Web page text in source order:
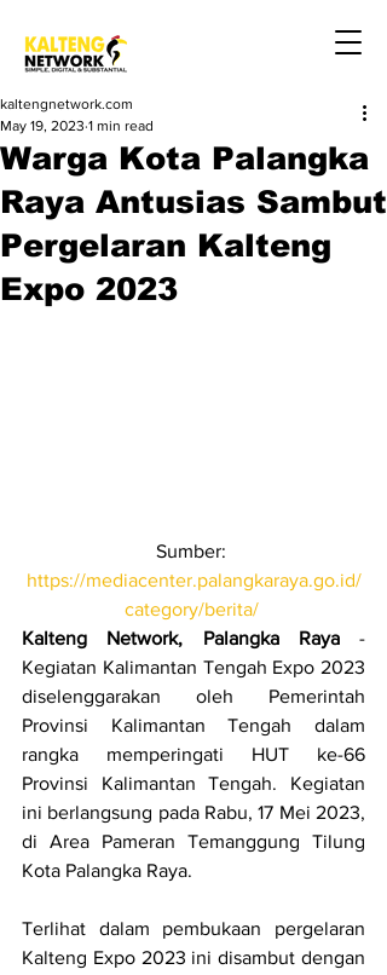
Warga Kota Palangka
Raya Antusias Sambut
Pergelaran Kalteng
Expo 2023
kaltengnetwork.com
May 19, 2023 1 min read
Sumber:
https://mediacenter.palangkaraya.go.id/
category/berita/
Kalteng Network, Palangka Raya -
Kegiatan Kalimantan Tengah Expo 2023
diselenggarakan oleh Pemerintah
Provinsi Kalimantan Tengah dalam
rangka memperingati HUT ke-66
Provinsi Kalimantan Tengah. Kegiatan
ini berlangsung pada Rabu, 17 Mei 2023,
di Area Pameran Temanggung Tilung
Kota Palangka Raya.
Terlihat dalam pembukaan pergelaran
Kalteng Expo 2023 ini disambut dengan